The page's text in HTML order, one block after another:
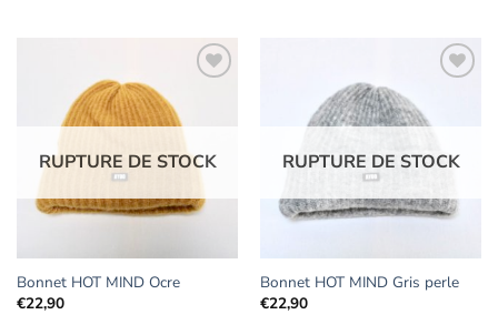
favoris
RUPTURE DE STOCK
Bonnet HOT MIND Ocre
€22,90
Ajouter
favoris
RUPTURE DE STOCK
Bonnet HOT MIND Gris perle
€22,90